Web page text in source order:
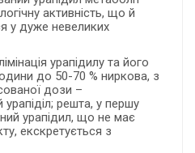
активність, що й
у дуже невеликих
урапідилу та його
до 50-70 % ниркова, з
дози –
решта, у першу
урапідил, що не має
екскретується з